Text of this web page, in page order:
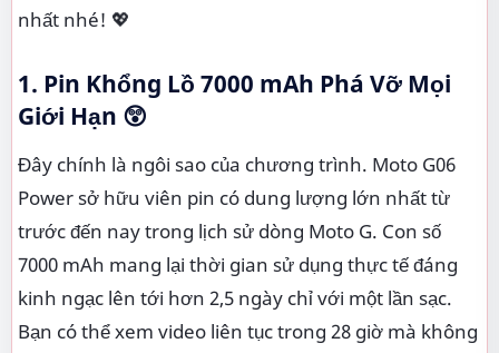
nhất nhé! 💖
1. Pin Khổng Lồ 7000 mAh Phá Vỡ Mọi
Giới Hạn 😲
Đây chính là ngôi sao của chương trình. Moto G06
Power sở hữu viên pin có dung lượng lớn nhất từ
trước đến nay trong lịch sử dòng Moto G. Con số
7000 mAh mang lại thời gian sử dụng thực tế đáng
kinh ngạc lên tới hơn 2,5 ngày chỉ với một lần sạc.
Bạn có thể xem video liên tục trong 28 giờ mà không